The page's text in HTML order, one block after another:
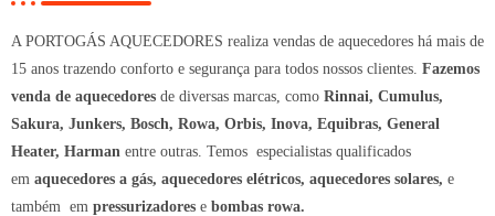
A PORTOGÁS AQUECEDORES realiza vendas de aquecedores há mais de
15 anos trazendo conforto e segurança para todos nossos clientes. Fazemos
venda de aquecedores de diversas marcas, como Rinnai, Cumulus,
Sakura, Junkers, Bosch, Rowa, Orbis, Inova, Equibras, General
Heater, Harman entre outras. Temos especialistas qualificados
em aquecedores a gás, aquecedores elétricos, aquecedores solares, e
também em pressurizadores e bombas rowa.